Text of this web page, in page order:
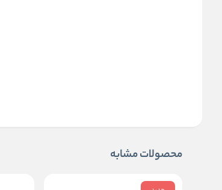
محصولات مشابه